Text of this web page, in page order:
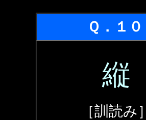
Ｑ．１０
縦
［訓読み］